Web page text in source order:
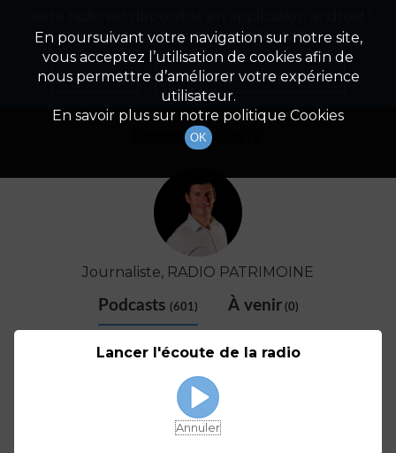
Détail De L'animateur
FABRICE COUSTE
Journaliste, RADIO PATRIMOINE
Podcasts (601) À venir(0)
En poursuivant votre navigation sur notre site,
vous acceptez l’utilisation de cookies afin de
nous permettre d’améliorer votre expérience
utilisateur.
En savoir plus sur notre politique Cookies
OK
Appuyez ci-dessous pour l'installer.
Non merci Télécharger l'application
Lancer l'écoute de la radio
Annuler